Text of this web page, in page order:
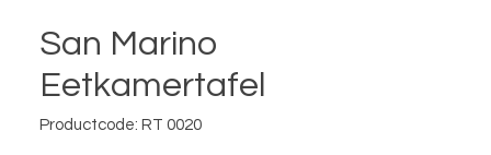
San Marino
Eetkamertafel
Productcode: RT 0020